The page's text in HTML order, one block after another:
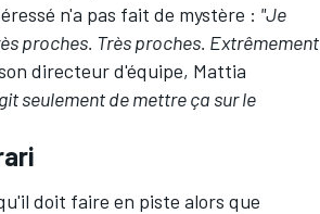
n'a pas fait de mystère : "Je
proches. Très proches. Extrêmement
directeur d'équipe, Mattia
seulement de mettre ça sur le
doit faire en piste alors que